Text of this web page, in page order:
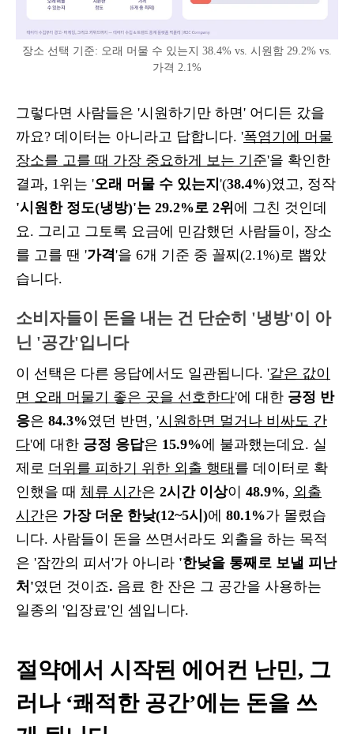
장소 선택 기준: 오래 머물 수 있는지 38.4% vs. 시원함 29.2% vs.
가격 2.1%
그렇다면 사람들은 '시원하기만 하면' 어디든 갔을
까요? 데이터는 아니라고 답합니다. '폭염기에 머물
장소를 고를 때 가장 중요하게 보는 기준'을 확인한
결과, 1위는 '오래 머물 수 있는지 '(38.4%)였고, 정작
'시원한 정도(냉방)'는 29.2%로 2위 에 그친 것인데
요. 그리고 그토록 요금에 민감했던 사람들이, 장소
를 고를 땐 '가격'을 6개 기준 중 꼴찌(2.1%)로 뽑았
습니다.
소비자들이 돈을 내는 건 단순히 '냉방'이 아
닌 '공간'입니다
이 선택은 다른 응답에서도 일관됩니다. '같은 값이
면 오래 머물기 좋은 곳을 선호한다'에 대한 긍정 반
응은 84.3%였던 반면, '시원하면 멀거나 비싸도 간
다'에 대한 긍정 응답은 15.9%에 불과했는데요. 실
제로 더위를 피하기 위한 외출 행태 를 데이터로 확
인했을 때 체류 시간은 2시간 이상이 48.9%, 외출
시간은 가장 더운 한낮(12~5시)에 80.1%가 몰렸습
니다. 사람들이 돈을 쓰면서라도 외출을 하는 목적
은 '잠깐의 피서'가 아니라 '한낮을 통째로 보낼 피난
처'였던 것이죠. 음료 한 잔은 그 공간을 사용하는
일종의 '입장료'인 셈입니다.
절약에서 시작된 에어컨 난민, 그
러나 ‘쾌적한 공간’에는 돈을 쓰